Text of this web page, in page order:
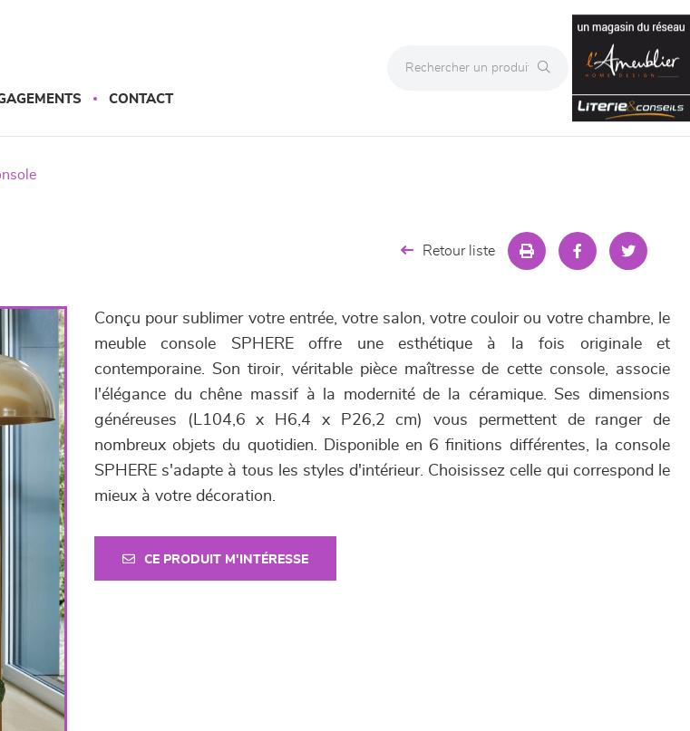
CONTACT
Retour liste
Conçu pour sublimer votre entrée, votre salon, votre couloir ou votre chambre, le
meuble console SPHERE offre une esthétique à la fois originale et
contemporaine. Son tiroir, véritable pièce maîtresse de cette console, associe
l'élégance du chêne massif à la modernité de la céramique. Ses dimensions
généreuses (L104,6 x H6,4 x P26,2 cm) vous permettent de ranger de
nombreux objets du quotidien. Disponible en 6 finitions différentes, la console
SPHERE s'adapte à tous les styles d'intérieur. Choisissez celle qui correspond le
mieux à votre décoration.
CE PRODUIT M'INTÉRESSE